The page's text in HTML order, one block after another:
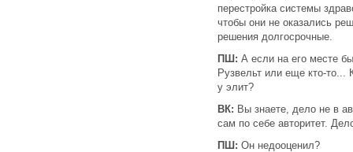
перестройка системы
чтобы они не оказались
решения долгосрочные.
ПШ: А если на его месте
Рузвельт или еще кто-то...
у элит?
ВК: Вы знаете, дело не в
сам по себе авторитет.
ПШ: Он недооценил?